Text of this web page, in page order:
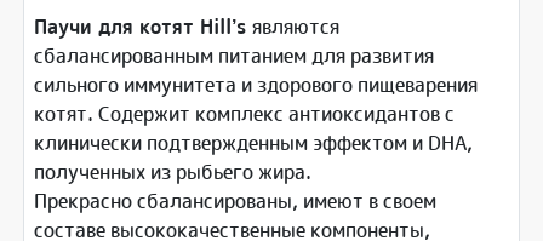
Паучи для котят Hill’sявляются
сбалансированным питанием для развития
сильного иммунитета и здорового пищеварения
котят. Содержит комплекс антиоксидантов с
клинически подтвержденным эффектом и DHA,
полученных из рыбьего жира.
Прекрасно сбалансированы, имеют в своем
составе высококачественные компоненты,